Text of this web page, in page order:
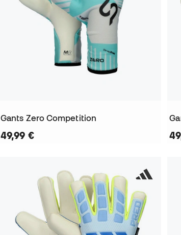
Gants Zero Competition
49,99 €